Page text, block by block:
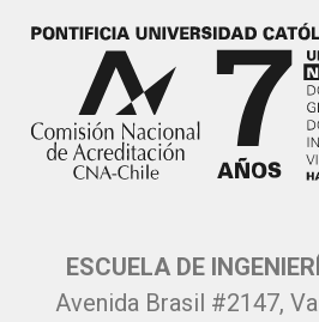
ESCUELA DE
Avenida Brasil #2147,